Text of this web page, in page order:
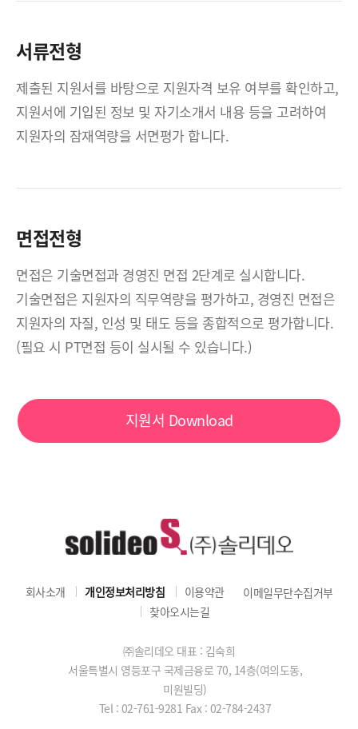
서류전형
제출된 지원서를 바탕으로 지원자격 보유 여부를 확인하고,
지원서에 기입된 정보 및 자기소개서 내용 등을 고려하여
지원자의 잠재역량을 서면평가 합니다.
면접전형
면접은 기술면접과 경영진 면접 2단계로 실시합니다.
기술면접은 지원자의 직무역량을 평가하고, 경영진 면접은
지원자의 자질, 인성 및 태도 등을 종합적으로 평가합니다.
(필요 시 PT면접 등이 실시될 수 있습니다.)
지원서 Download
회사소개 개인정보처리방침 이용약관
이메일무단수집거부
찾아오시는길
㈜솔리데오 대표 : 김숙희
서울특별시 영등포구 국제금융로 70, 14층(여의도동,
미원빌딩)
Tel : 02-761-9281 Fax : 02-784-2437